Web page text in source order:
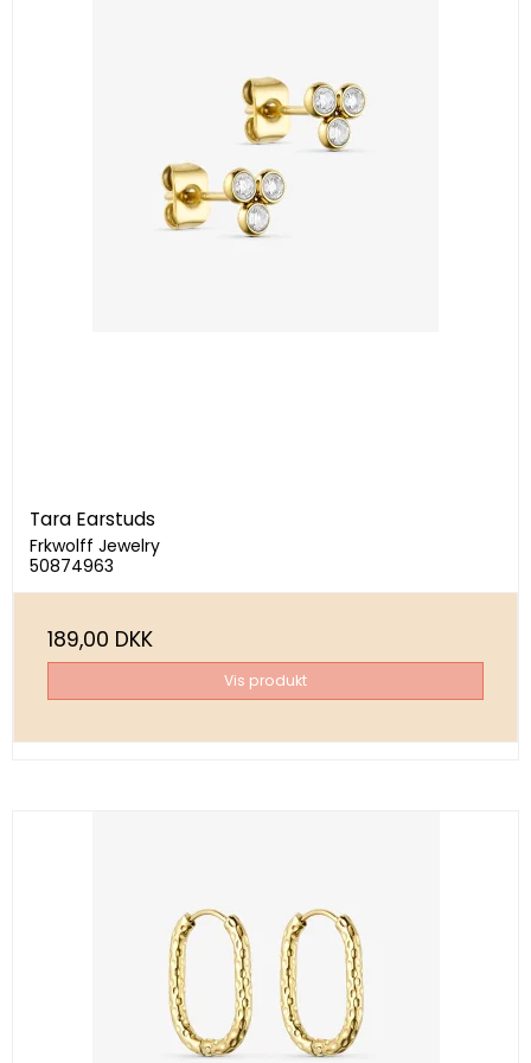
Tara Earstuds
Frkwolff Jewelry
50874963
189,00 DKK
Vis produkt